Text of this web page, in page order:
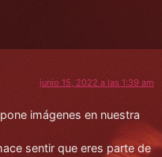
junio 15, 2022 a las 1:39 am
imágenes en nuestra
sentir que eres parte de